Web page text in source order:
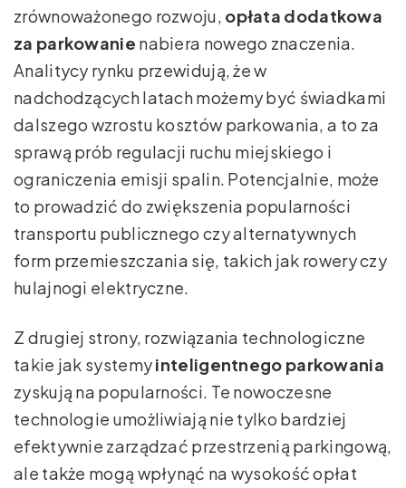
zrównoważonego rozwoju, opłata dodatkowa
za parkowanie nabiera nowego znaczenia.
Analitycy rynku przewidują, że w
nadchodzących latach możemy być świadkami
dalszego wzrostu kosztów parkowania, a to za
sprawą prób regulacji ruchu miejskiego i
ograniczenia emisji spalin. Potencjalnie, może
to prowadzić do zwiększenia popularności
transportu publicznego czy alternatywnych
form przemieszczania się, takich jak rowery czy
hulajnogi elektryczne.
Z drugiej strony, rozwiązania technologiczne
takie jak systemyinteligentnego parkowania
zyskują na popularności. Te nowoczesne
technologie umożliwiają nie tylko bardziej
efektywnie zarządzać przestrzenią parkingową,
ale także mogą wpłynąć na wysokość opłat